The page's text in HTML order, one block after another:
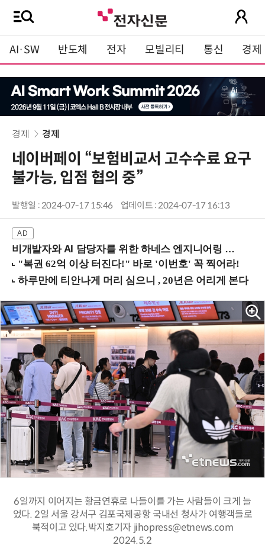
AI·SW 반도체 전자 모빌리티 통신 경제
경제 경제
네이버페이 “보험비교서 고수수료 요구
불가능, 입점 협의 중”
발행일 : 2024-07-17 15:46 업데이트 : 2024-07-17 16:13
비개발자와 AI 담당자를 위한 하네스 엔지니어링 입문과정 (8/20 신논현역)
6일까지 이어지는 황금연휴로 나들이를 가는 사람들이 크게 늘
었다. 2일 서울 강서구 김포국제공항 국내선 청사가 여행객들로
북적이고 있다.박지호기자 jihopress@etnews.com
2024.5.2